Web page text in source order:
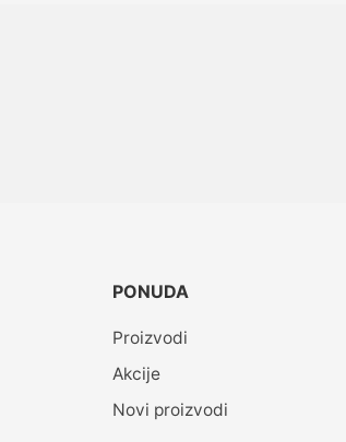
PONUDA
Proizvodi
Akcije
Novi proizvodi